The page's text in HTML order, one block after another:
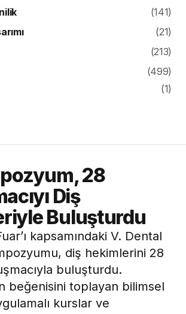
(141)
(21)
(213)
(499)
(1)
28
Diş
Buluşturdu
kapsamındaki V. Dental
diş hekimlerini 28
buluşturdu.
beğenisini toplayan bilimsel
kurslar ve